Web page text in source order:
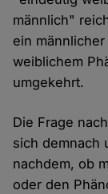
männlich"
ein
weiblichem
umgekehrt.
Die Frage
sich demnach
nachdem, ob
oder den